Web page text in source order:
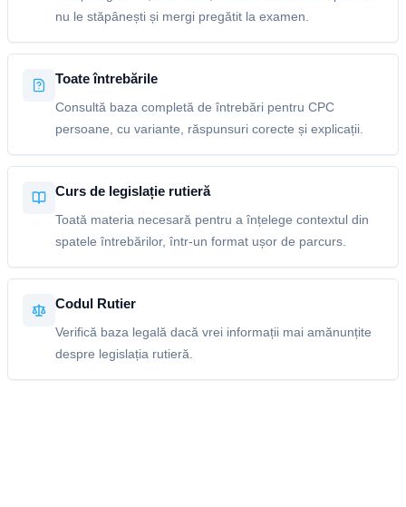
nu le stăpânești și mergi pregătit la examen.
Toate întrebările
Consultă baza completă de întrebări pentru CPC
persoane, cu variante, răspunsuri corecte și explicații.
Curs de legislație rutieră
Toată materia necesară pentru a înțelege contextul din
spatele întrebărilor, într-un format ușor de parcurs.
Codul Rutier
Verifică baza legală dacă vrei informații mai amănunțite
despre legislația rutieră.